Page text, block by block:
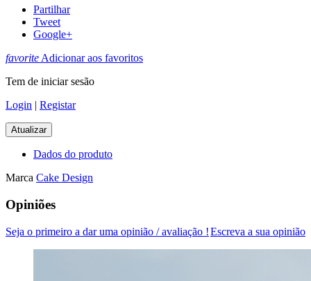
Partilhar
Tweet
Google+
favoriteAdicionar aos favoritos
Tem de iniciar sesão
Login | Registar
Dados do produto
Marca Cake Design
Opiniões
Escreva a sua opinião
Seja o primeiro a dar uma opinião / avaliação !